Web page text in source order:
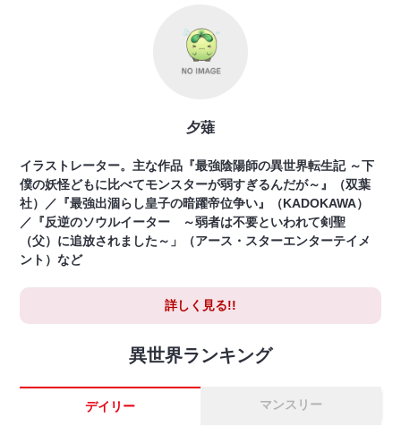
夕薙
イラストレーター。主な作品『最強陰陽師の異世界転生記 ～下
僕の妖怪どもに比べてモンスターが弱すぎるんだが～』（双葉
社）／『最強出涸らし皇子の暗躍帝位争い』（KADOKAWA）
／『反逆のソウルイーター ～弱者は不要といわれて剣聖
（父）に追放されました～」（アース・スターエンターテイメ
ント）など
詳しく見る!!
異世界ランキング
デイリー マンスリー